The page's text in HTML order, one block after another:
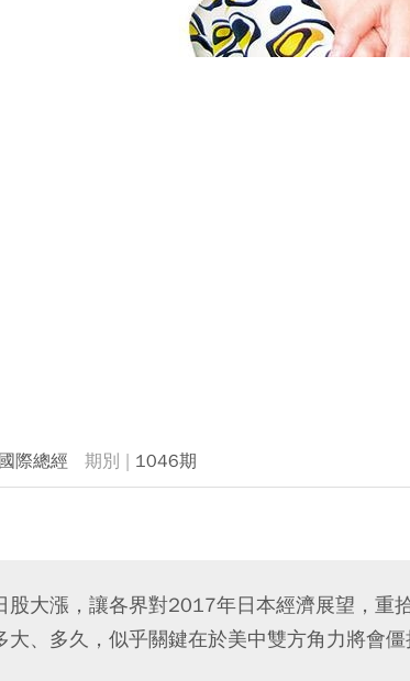
國際總經 1046期
股大漲，讓各界對2017年日本經濟展望，重
、多久，似乎關鍵在於美中雙方角力將會僵